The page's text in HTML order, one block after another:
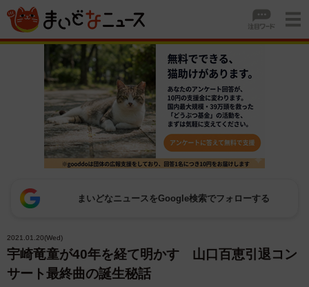
まいどなニュースをGoogle検索でフォローする
2021.01.20(Wed)
宇崎竜童が40年を経て明かす 山口百恵引退コン
サート最終曲の誕生秘話